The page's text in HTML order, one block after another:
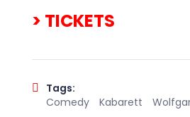
> TICKETS
Tags:
Comedy
Kabarett